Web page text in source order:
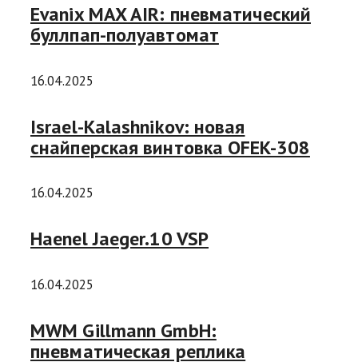
Evanix MAX AIR: пневматический
буллпап-полуавтомат
16.04.2025
Israel-Kalashnikov: новая
снайперская винтовка OFEK-308
16.04.2025
Haenel Jaeger.10 VSP
16.04.2025
MWM Gillmann GmbH:
пневматическая реплика